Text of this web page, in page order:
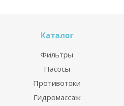
Каталог
Фильтры
Насосы
Противотоки
Гидромассаж